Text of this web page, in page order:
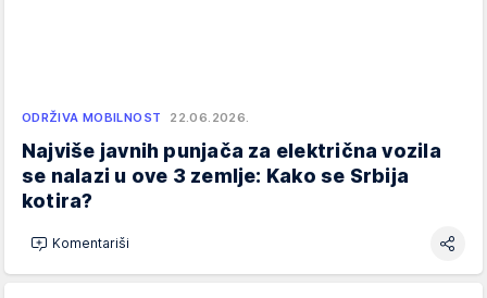
ODRŽIVA MOBILNOST 22.06.2026.
Najviše javnih punjača za električna vozila
se nalazi u ove 3 zemlje: Kako se Srbija
kotira?
Komentariši